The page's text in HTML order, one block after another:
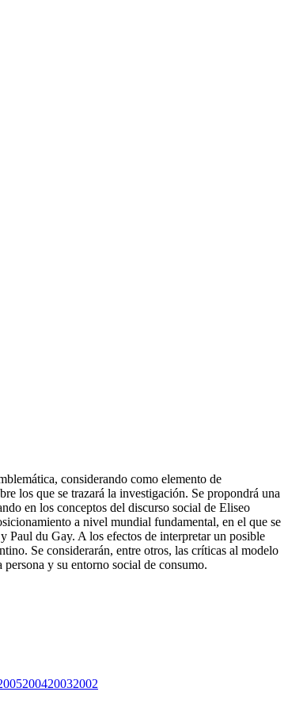
considerando como elemento de
los que se trazará la investigación. Se propondrá una
en los conceptos del discurso social de Eliseo
a nivel mundial fundamental, en el que se
Paul du Gay. A los efectos de interpretar un posible
Se considerarán, entre otros, las críticas al modelo
y su entorno social de consumo.
200420032002